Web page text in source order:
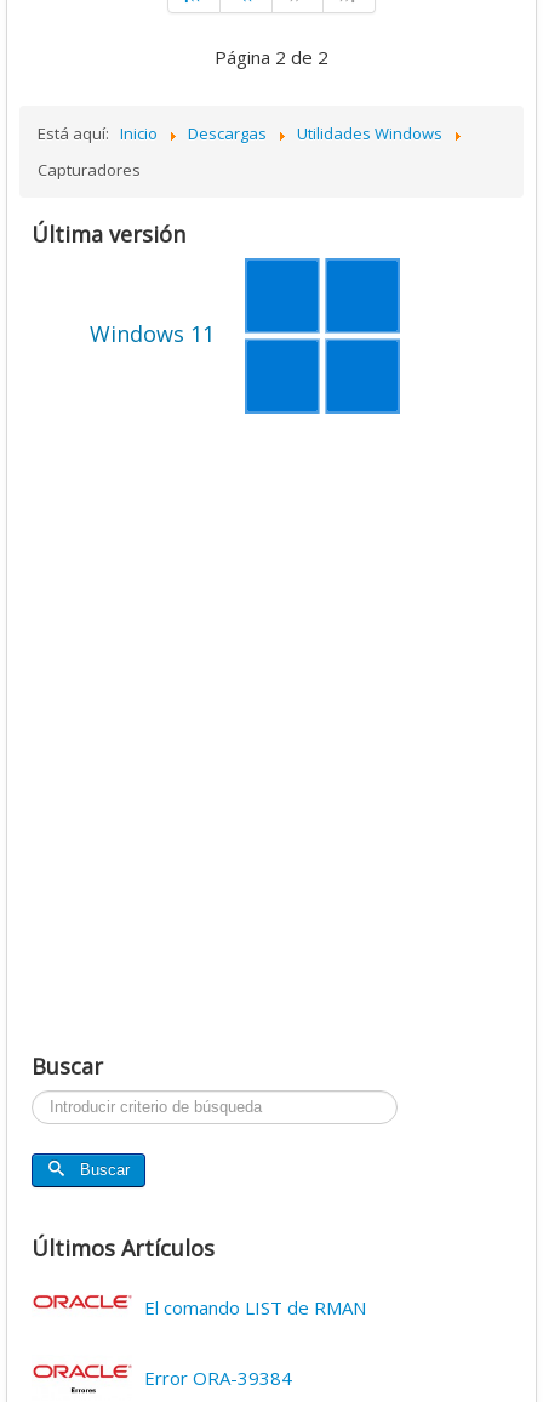
Página 2 de 2
Está aquí: Inicio Descargas
Utilidades Windows
Capturadores
Última versión
Windows 11
Buscar
Buscar...
Buscar
Últimos Artículos
El comando LIST de RMAN
Error ORA-39384